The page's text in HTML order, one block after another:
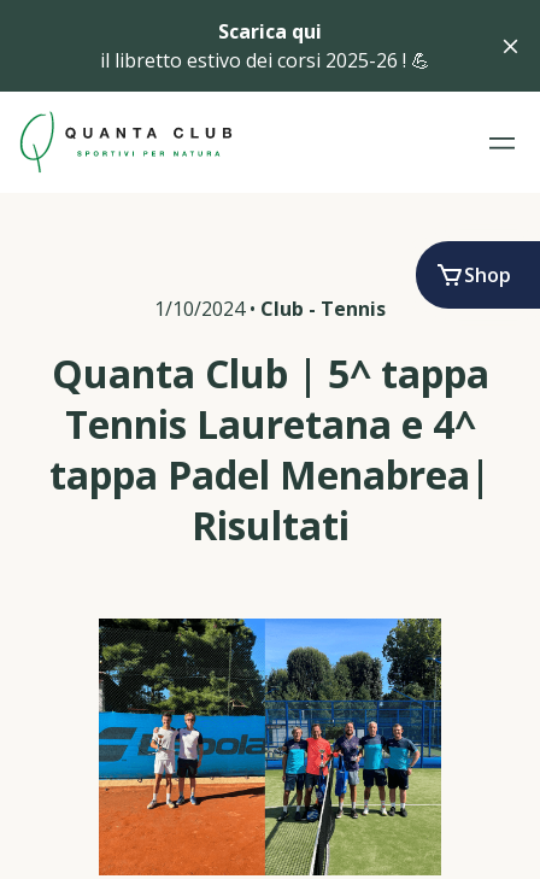
Scarica qui
il libretto estivo dei corsi 2025-26 ! 💪
Shop
1/10/2024• Club - Tennis
Quanta Club | 5^ tappa
Tennis Lauretana e 4^
tappa Padel Menabrea|
Risultati